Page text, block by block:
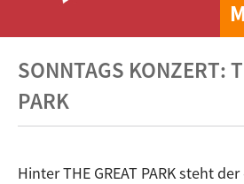
SONNTAGS KONZERT:
PARK
Hinter THE GREAT PARK steht